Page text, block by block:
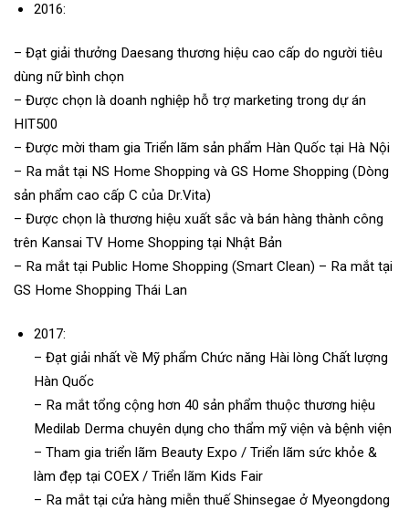
2016:
– Đạt giải thưởng Daesang thương hiệu cao cấp do người tiêu
dùng nữ bình chọn
– Được chọn là doanh nghiệp hỗ trợ marketing trong dự án
HIT500
– Được mời tham gia Triển lãm sản phẩm Hàn Quốc tại Hà Nội
– Ra mắt tại NS Home Shopping và GS Home Shopping (Dòng
sản phẩm cao cấp C của Dr.Vita)
– Được chọn là thương hiệu xuất sắc và bán hàng thành công
trên Kansai TV Home Shopping tại Nhật Bản
– Ra mắt tại Public Home Shopping (Smart Clean) – Ra mắt tại
GS Home Shopping Thái Lan
2017:
– Đạt giải nhất về Mỹ phẩm Chức năng Hài lòng Chất lượng
Hàn Quốc
– Ra mắt tổng cộng hơn 40 sản phẩm thuộc thương hiệu
Medilab Derma chuyên dụng cho thẩm mỹ viện và bệnh viện
– Tham gia triển lãm Beauty Expo / Triển lãm sức khỏe &
làm đẹp tại COEX / Triển lãm Kids Fair
– Ra mắt tại cửa hàng miễn thuế Shinsegae ở Myeongdong